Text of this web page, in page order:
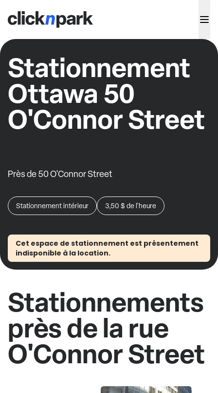
Stationnement
Ottawa 50
O'Connor Street
Près de 50 O'Connor Street
Stationnement intérieur 3,50 $ de l'heure
Cet espace de stationnement est présentement
indisponible à la location.
Stationnements
près de la rue
O'Connor Street